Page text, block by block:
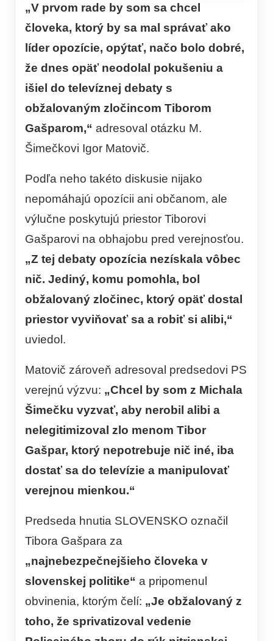
„V prvom rade by som sa chcel
človeka, ktorý by sa mal správať ako
líder opozície, opýtať, načo bolo dobré,
že dnes opäť neodolal pokušeniu a
išiel do televíznej debaty s
obžalovaným zločincom Tiborom
Gašparom,“ adresoval otázku M.
Šimečkovi Igor Matovič.
Podľa neho takéto diskusie nijako
nepomáhajú opozícii ani občanom, ale
výlučne poskytujú priestor Tiborovi
Gašparovi na obhajobu pred verejnosťou.
„Z tej debaty opozícia nezískala vôbec
nič. Jediný, komu pomohla, bol
obžalovaný zločinec, ktorý opäť dostal
priestor vyviňovať sa a robiť si alibi,“
uviedol.
Matovič zároveň adresoval predsedovi PS
verejnú výzvu: „Chcel by som z Michala
Šimečku vyzvať, aby nerobil alibi a
nelegitimizoval zlo menom Tibor
Gašpar, ktorý nepotrebuje nič iné, iba
dostať sa do televízie a manipulovať
verejnou mienkou.“
Predseda hnutia SLOVENSKO označil
Tibora Gašpara za
„najnebezpečnejšieho človeka v
slovenskej politike“ a pripomenul
obvinenia, ktorým čelí: „Je obžalovaný z
toho, že sprivatizoval vedenie